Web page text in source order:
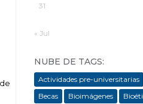
31
« Jul
NUBE DE TAGS:
Actividades pre-universitarias
Becas
Bioimágenes